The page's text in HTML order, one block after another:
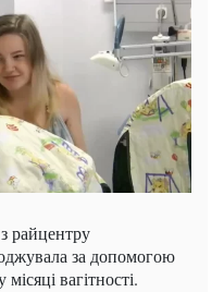
райцентру
за допомогою
вагітності.